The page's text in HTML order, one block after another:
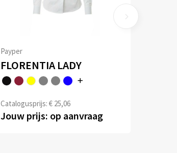
Payper
FLORENTIA LADY
Catalogusprijs: € 25,06
Jouw prijs: op aanvraag